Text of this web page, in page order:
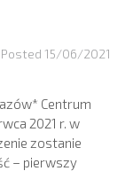
Posted 15/06/2021
Centrum
2021 r. w
zostanie
– pierwszy